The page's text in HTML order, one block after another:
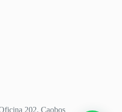
202, Caobos